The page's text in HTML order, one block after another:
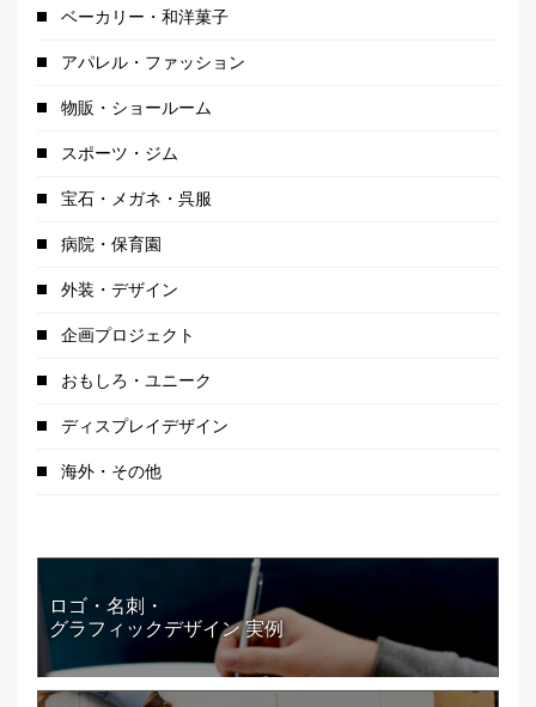
ベーカリー・和洋菓子
アパレル・ファッション
物販・ショールーム
スポーツ・ジム
宝石・メガネ・呉服
病院・保育園
外装・デザイン
企画プロジェクト
おもしろ・ユニーク
ディスプレイデザイン
海外・その他
ロゴ・名刺・
グラフィックデザイン 実例